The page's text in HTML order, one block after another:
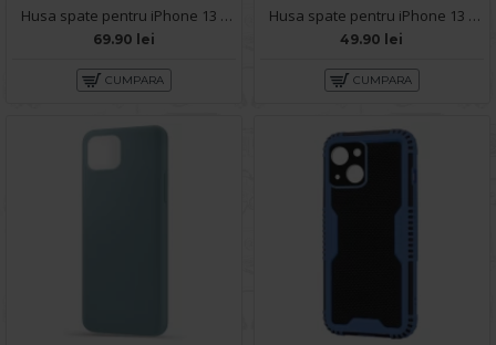
Husa spate pentru iPhone 13 Pro Max - Slide Case Rosu
69.90 lei
CUMPARA
Husa spate pentru iPhone 13 Pro - Circle Case Negru & Rosu
49.90 lei
CUMPARA